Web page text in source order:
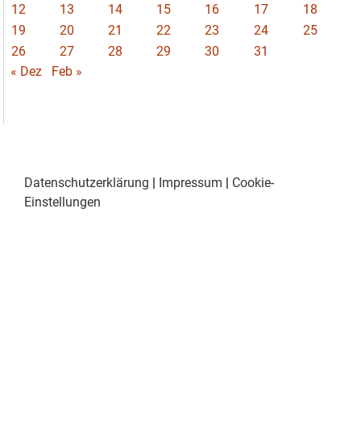
12
13 14 15 16 17
18
19
20 21 22 23 24
25
26
27 28 29 30
31
« Dez
Feb »
Datenschutzerklärung | Impressum | Cookie-
Einstellungen